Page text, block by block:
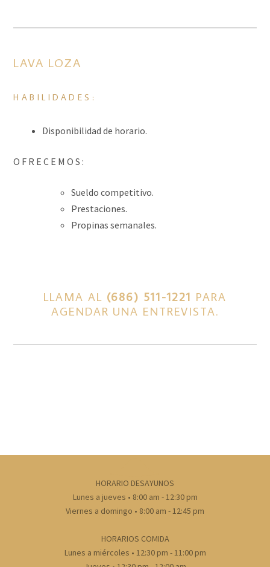
LAVA LOZA
HABILIDADES:
Disponibilidad de horario.
O F R E C E M O S :
Sueldo competitivo.
Prestaciones.
Propinas semanales.
LLAMA AL (686) 511-1221 PARA
AGENDAR UNA ENTREVISTA.
HORARIO DESAYUNOS
Lunes a jueves • 8:00 am - 12:30 pm
Viernes a domingo • 8:00 am - 12:45 pm
HORARIOS COMIDA
Lunes a miércoles • 12:30 pm - 11:00 pm